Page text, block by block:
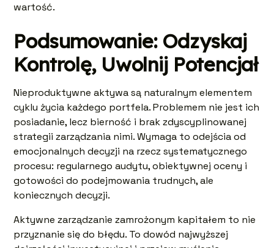
wartość.
Podsumowanie: Odzyskaj
Kontrolę, Uwolnij Potencjał
Nieproduktywne aktywa są naturalnym elementem
cyklu życia każdego portfela. Problemem nie jest ich
posiadanie, lecz bierność i brak zdyscyplinowanej
strategii zarządzania nimi. Wymaga to odejścia od
emocjonalnych decyzji na rzecz systematycznego
procesu: regularnego audytu, obiektywnej oceny i
gotowości do podejmowania trudnych, ale
koniecznych decyzji.
Aktywne zarządzanie zamrożonym kapitałem to nie
przyznanie się do błędu. To dowód najwyższej